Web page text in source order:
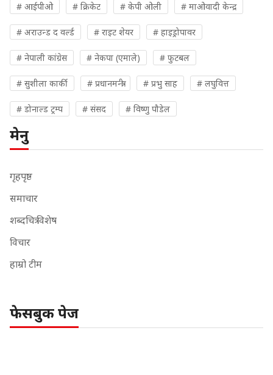
# आईपीओ # क्रिकेट # केपी ओली # माओवादी केन्द्र
# अराउन्ड द वर्ल्ड # राइट शेयर # हाइड्रोपावर
# नेपाली कांग्रेस # नेकपा (एमाले) # फुटबल
# सुशीला कार्की # प्रधानमन्त्री # प्रभु साह # लघुवित्त
# डोनाल्ड ट्रम्प # संसद # विष्णु पौडेल
मेनु
गृहपृष्ठ
समाचार
शब्दचित्र विशेष
विचार
हाम्रो टीम
फेसबुक पेज